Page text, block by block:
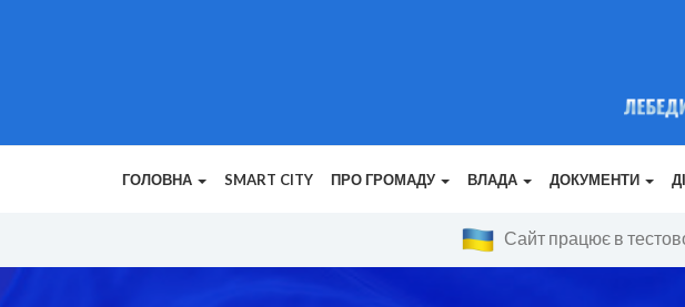
ГОЛОВНА SMART CITY ПРО ГРОМАДУ ВЛАДА ДОКУМЕНТИ
Сайт працює в